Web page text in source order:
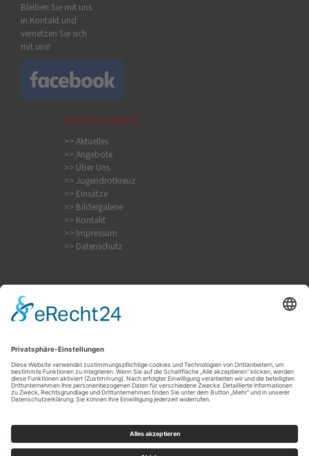
Bleiben Sie mit uns
in Kontakt und
vernetzen Sie sich
mit uns!
QUICKLINKS
>> Aktuelles
>> Angebote
>> Über Uns
>> Jugendrotkreuz
>> Einsätze
>> Bildergalerie
>> Kontakt
>> Impressum
>> Datenschutz
Internistischer Notfall